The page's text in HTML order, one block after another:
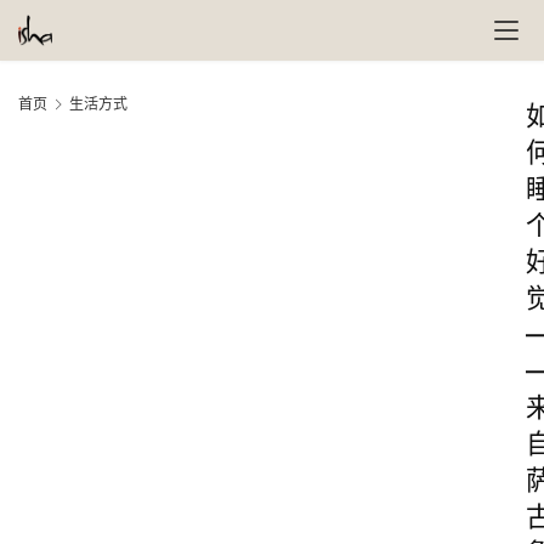
首页 生活方式